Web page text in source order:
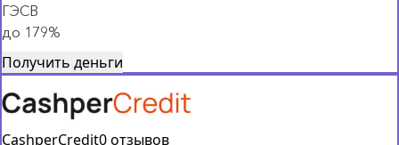
ГЭСВ
до 179%
Получить деньги
CashperCredit0 отзывов